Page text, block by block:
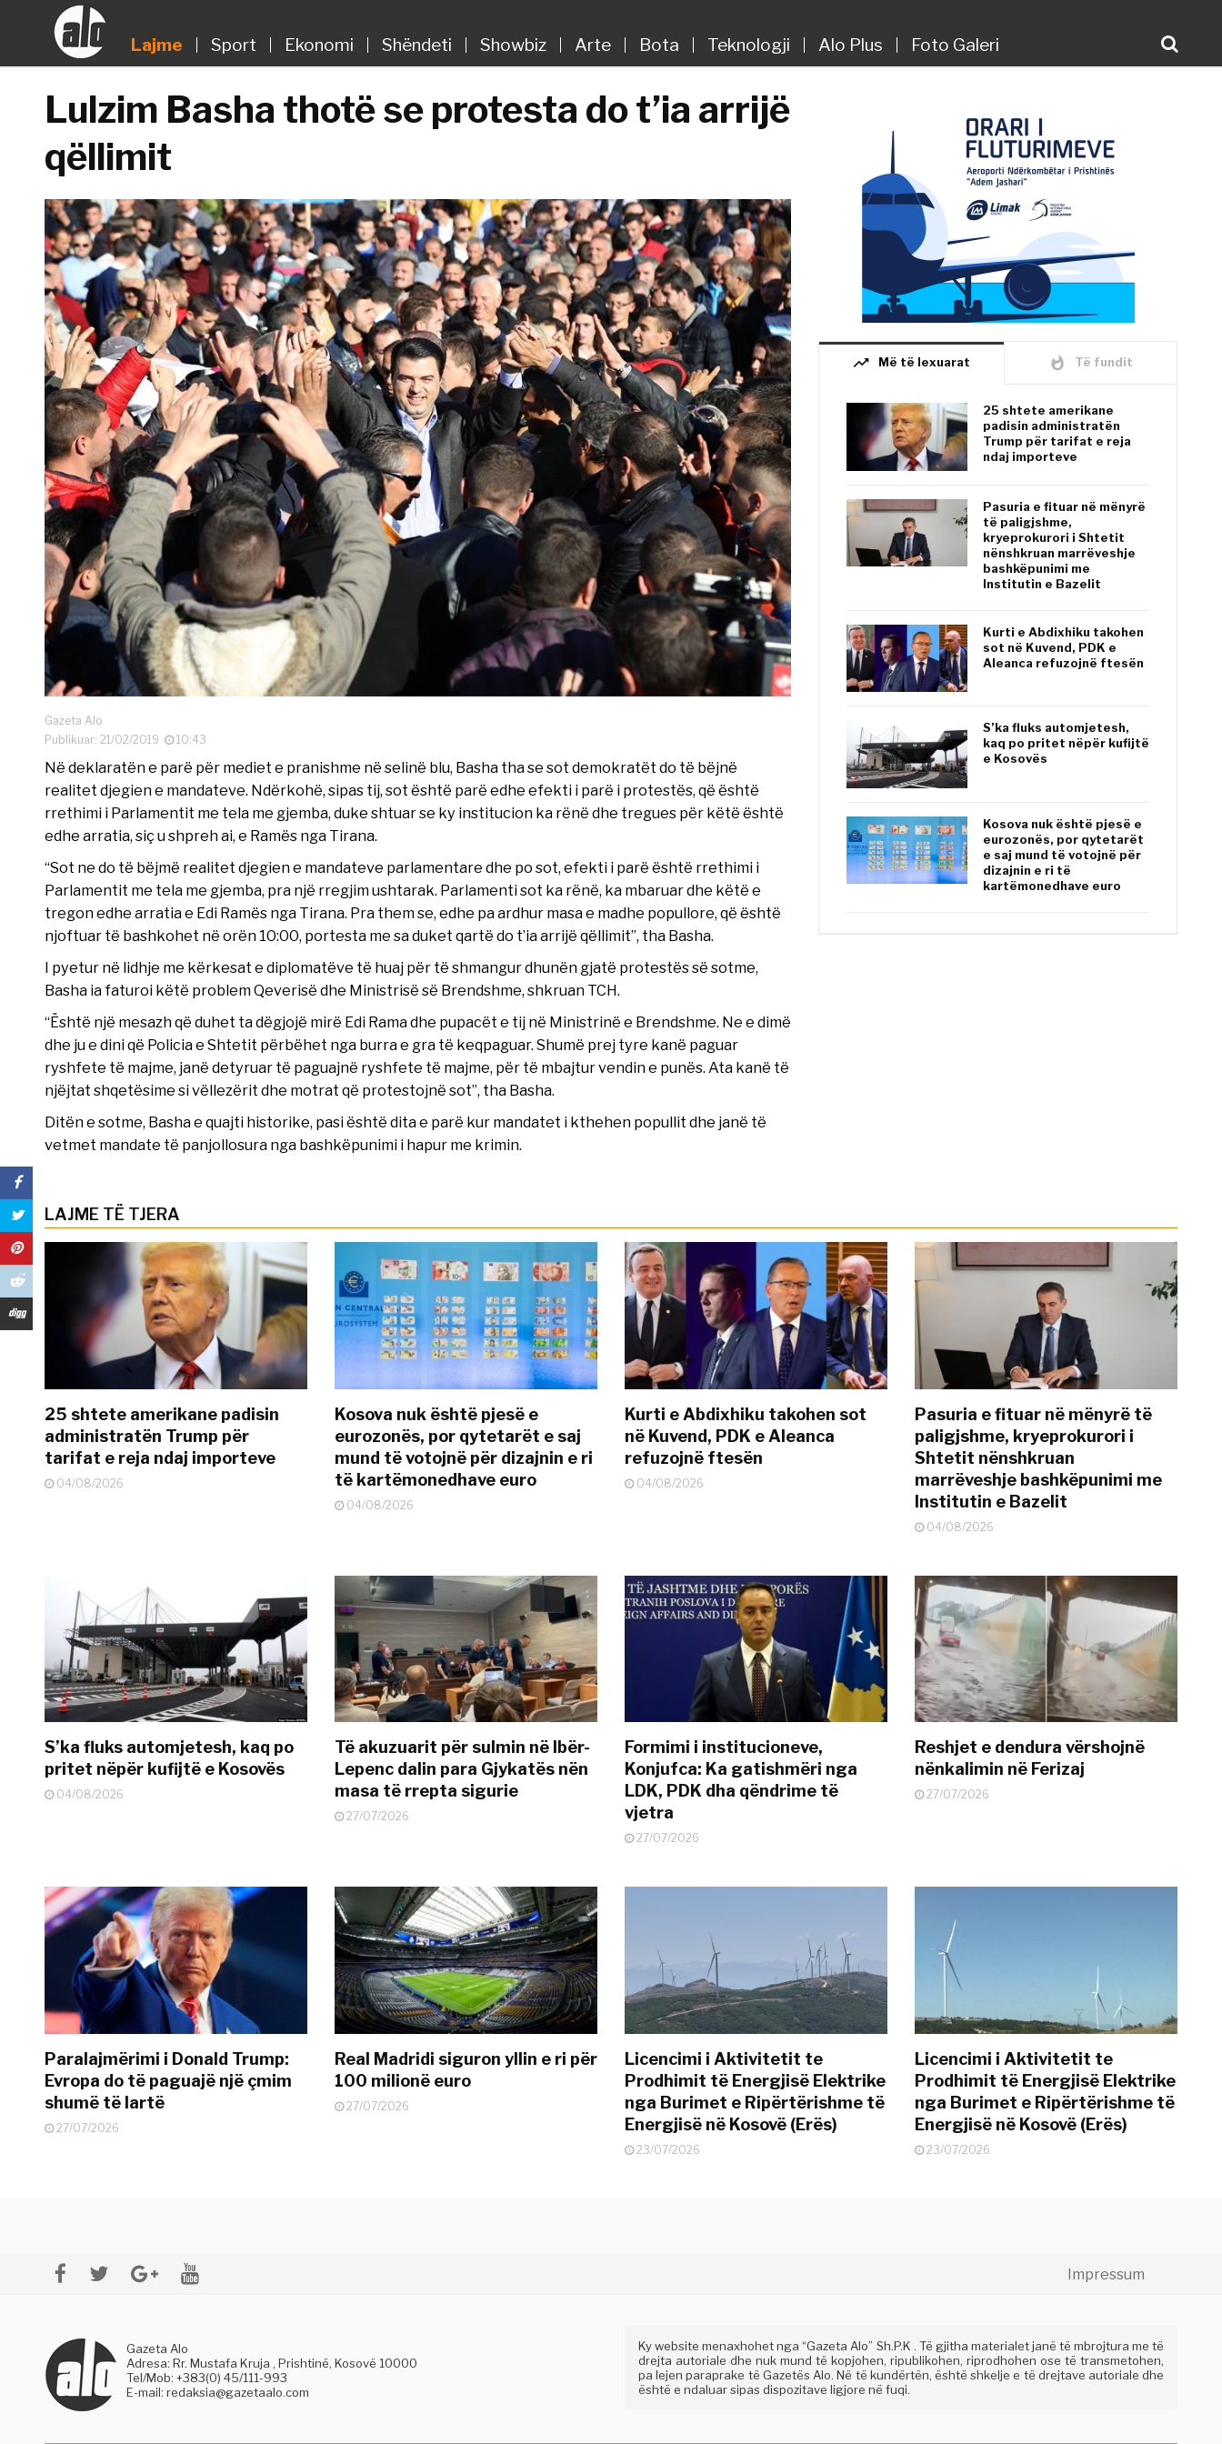
Lajme Sport Ekonomi Shëndeti Showbiz Arte Bota Teknologji Alo Plus Foto Galeri
Lulzim Basha thotë se protesta do t’ia arrijë
qëllimit
Gazeta Alo
Publikuar: 21/02/2019
10:43
Në deklaratën e parë për mediet e pranishme në selinë blu, Basha tha se sot demokratët do të bëjnë
realitet djegien e mandateve. Ndërkohë, sipas tij, sot është parë edhe efekti i parë i protestës, që është
rrethimi i Parlamentit me tela me gjemba, duke shtuar se ky institucion ka rënë dhe tregues për këtë është
edhe arratia, siç u shpreh ai, e Ramës nga Tirana.
“Sot ne do të bëjmë realitet djegien e mandateve parlamentare dhe po sot, efekti i parë është rrethimi i
Parlamentit me tela me gjemba, pra një rregjim ushtarak. Parlamenti sot ka rënë, ka mbaruar dhe këtë e
tregon edhe arratia e Edi Ramës nga Tirana. Pra them se, edhe pa ardhur masa e madhe popullore, që është
njoftuar të bashkohet në orën 10:00, portesta me sa duket qartë do t’ia arrijë qëllimit”, tha Basha.
I pyetur në lidhje me kërkesat e diplomatëve të huaj për të shmangur dhunën gjatë protestës së sotme,
Basha ia faturoi këtë problem Qeverisë dhe Ministrisë së Brendshme, shkruan TCH.
“Është një mesazh që duhet ta dëgjojë mirë Edi Rama dhe pupacët e tij në Ministrinë e Brendshme. Ne e dimë
dhe ju e dini që Policia e Shtetit përbëhet nga burra e gra të keqpaguar. Shumë prej tyre kanë paguar
ryshfete të majme, janë detyruar të paguajnë ryshfete të majme, për të mbajtur vendin e punës. Ata kanë të
njëjtat shqetësime si vëllezërit dhe motrat që protestojnë sot”, tha Basha.
Ditën e sotme, Basha e quajti historike, pasi është dita e parë kur mandatet i kthehen popullit dhe janë të
vetmet mandate të panjollosura nga bashkëpunimi i hapur me krimin.
trending_up Më të lexuarat whatshot Të fundit
25 shtete amerikane
padisin administratën
Trump për tarifat e reja
ndaj importeve
Pasuria e fituar në mënyrë
të paligjshme,
kryeprokurori i Shtetit
nënshkruan marrëveshje
bashkëpunimi me
Institutin e Bazelit
Kurti e Abdixhiku takohen
sot në Kuvend, PDK e
Aleanca refuzojnë ftesën
S’ka fluks automjetesh,
kaq po pritet nëpër kufijtë
e Kosovës
Kosova nuk është pjesë e
eurozonës, por qytetarët
e saj mund të votojnë për
dizajnin e ri të
kartëmonedhave euro
LAJME TË TJERA
25 shtete amerikane padisin
administratën Trump për
tarifat e reja ndaj importeve
04/08/2026
Kosova nuk është pjesë e
eurozonës, por qytetarët e saj
mund të votojnë për dizajnin e ri
të kartëmonedhave euro
04/08/2026
Kurti e Abdixhiku takohen sot
në Kuvend, PDK e Aleanca
refuzojnë ftesën
04/08/2026
Pasuria e fituar në mënyrë të
paligjshme, kryeprokurori i
Shtetit nënshkruan
marrëveshje bashkëpunimi me
Institutin e Bazelit
04/08/2026
S’ka fluks automjetesh, kaq po
pritet nëpër kufijtë e Kosovës
04/08/2026
Të akuzuarit për sulmin në Ibër-
Lepenc dalin para Gjykatës nën
masa të rrepta sigurie
27/07/2026
Formimi i institucioneve,
Konjufca: Ka gatishmëri nga
LDK, PDK dha qëndrime të
vjetra
27/07/2026
Reshjet e dendura vërshojnë
nënkalimin në Ferizaj
27/07/2026
Paralajmërimi i Donald Trump:
Evropa do të paguajë një çmim
shumë të lartë
27/07/2026
Real Madridi siguron yllin e ri për
100 milionë euro
27/07/2026
Licencimi i Aktivitetit te
Prodhimit të Energjisë Elektrike
nga Burimet e Ripërtërishme të
Energjisë në Kosovë (Erës)
23/07/2026
Licencimi i Aktivitetit te
Prodhimit të Energjisë Elektrike
nga Burimet e Ripërtërishme të
Energjisë në Kosovë (Erës)
23/07/2026
Impressum
Gazeta Alo
Adresa: Rr. Mustafa Kruja , Prishtinë, Kosovë 10000
Tel/Mob: +383(0) 45/111-993
E-mail: redaksia@gazetaalo.com
Ky website menaxhohet nga “Gazeta Alo” Sh.P.K . Të gjitha materialet janë të mbrojtura me të
drejta autoriale dhe nuk mund të kopjohen, ripublikohen, riprodhohen ose të transmetohen,
pa lejen paraprake të Gazetës Alo. Në të kundërtën, është shkelje e të drejtave autoriale dhe
është e ndaluar sipas dispozitave ligjore në fuqi.